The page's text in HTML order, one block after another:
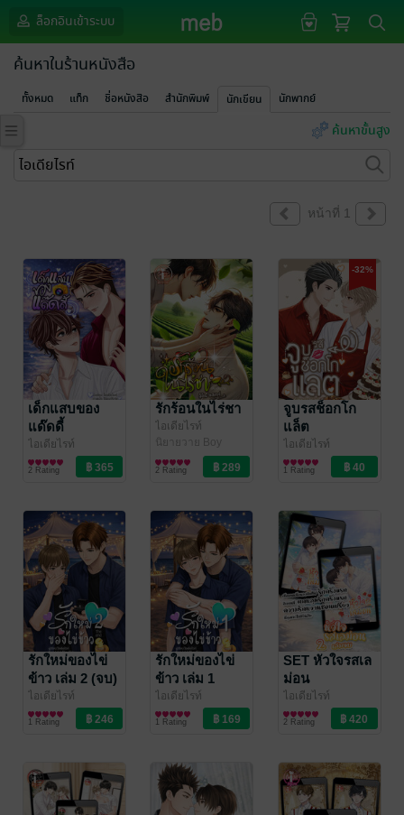
ล็อกอินเข้าระบบ
ค้นหาในร้านหนังสือ
ทั้งหมด แท็ก ชื่อหนังสือ สำนักพิมพ์ นักเขียน นักพากย์
ค้นหาขั้นสูง
หน้าที่ 1
เด็กแสบของ
แด๊ดดี้
ไอเดียไรท์
นิยายวาย Boy
Love / Yaoi
2 Rating
รักร้อนในไร่ชา
ไอเดียไรท์
นิยายวาย Boy
Love / Yaoi
2 Rating
-32%
จูบรสช็อกโก
แล็ต
ไอเดียไรท์
นิยายวาย Boy
Love / Yaoi
1 Rating
รักใหม่ของไข่
ข้าว เล่ม 2 (จบ)
ไอเดียไรท์
นิยายวาย Boy
Love / Yaoi
1 Rating
รักใหม่ของไข่
ข้าว เล่ม 1
ไอเดียไรท์
นิยายวาย Boy
Love / Yaoi
1 Rating
SET หัวใจรสเล
ม่อน
ไอเดียไรท์
นิยายวาย Boy
Love / Yaoi
2 Rating